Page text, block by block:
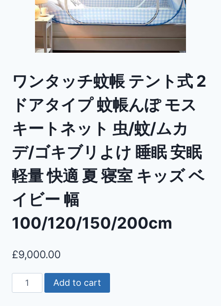
ワンタッチ蚊帳 テント式 2
ドアタイプ 蚊帳んぽ モス
キートネット 虫/蚊/ムカ
デ/ゴキブリよけ 睡眠 安眠
軽量 快適 夏 寝室 キッズ ベ
イビー 幅
100/120/150/200cm
£9,000.00
Add to cart